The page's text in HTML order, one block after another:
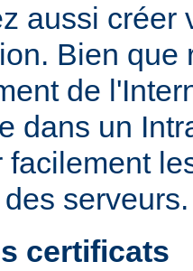
aussi créer
Bien que
de
dans un
facilement
serveurs.
certificats